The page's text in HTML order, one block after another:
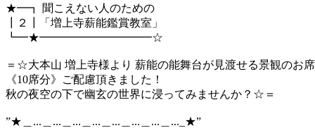
★━┓ 聞こえない人のための
┃２┃「増上寺薪能鑑賞教室」
┗━★━━━━━━━━━━☆
＝☆大本山 増上寺様より 薪能の能舞台が見渡せる景観のお
《10席分》ご配慮頂きました！
秋の夜空の下で幽玄の世界に浸ってみませんか？☆＝
”★＿...＿...＿...＿...＿...＿...＿...＿..._★”